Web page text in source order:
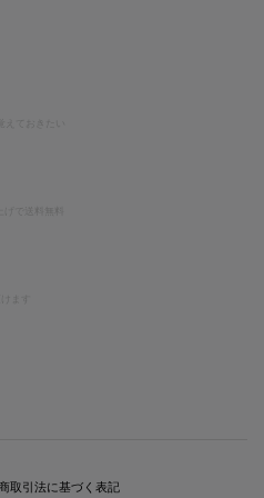
で送料無料
ます
取引法に基づく表記